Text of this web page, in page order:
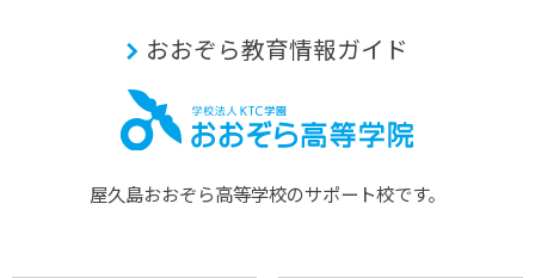
おおぞら教育情報ガイド
屋久島おおぞら⾼等学校のサポート校です。